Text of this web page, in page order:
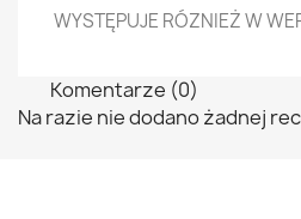
WYSTĘPUJE RÓZNIEŻ W
Komentarze (0)
Na razie nie dodano żadnej